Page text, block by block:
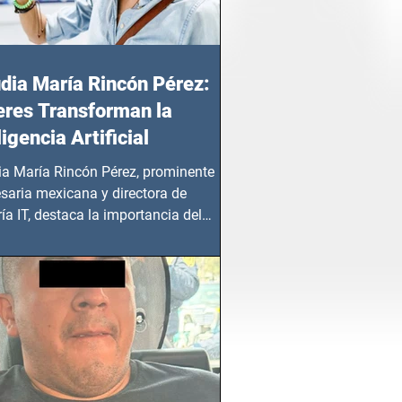
María Rincón Pérez:
Transforman la
Artificial
María Rincón Pérez, prominente
mexicana y directora de
IT, destaca la importancia del